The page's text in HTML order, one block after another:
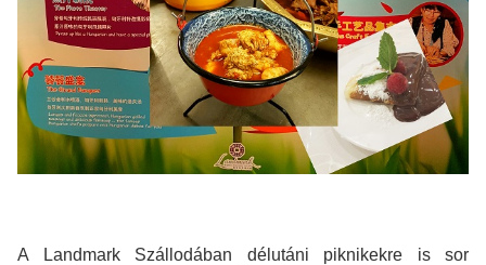
A Landmark Szállodában délutáni piknikekre is sor